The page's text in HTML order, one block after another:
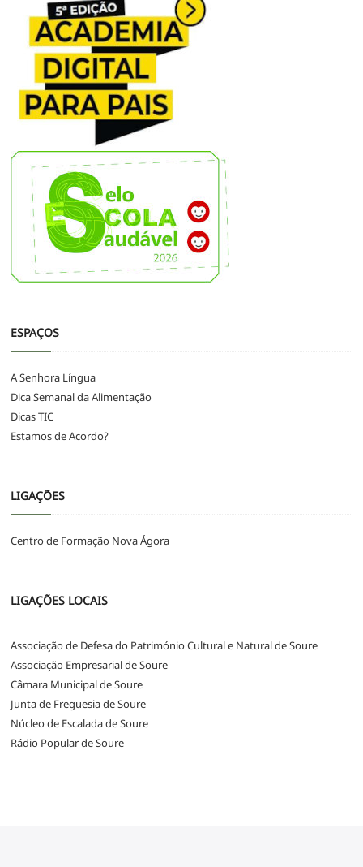
ESPAÇOS
A Senhora Língua
Dica Semanal da Alimentação
Dicas TIC
Estamos de Acordo?
LIGAÇÕES
Centro de Formação Nova Ágora
LIGAÇÕES LOCAIS
Associação de Defesa do Património Cultural e Natural de Soure
Associação Empresarial de Soure
Câmara Municipal de Soure
Junta de Freguesia de Soure
Núcleo de Escalada de Soure
Rádio Popular de Soure